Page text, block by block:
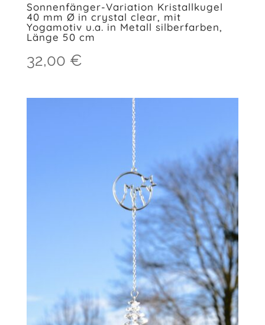
Sonnenfänger-Variation Kristallkugel
40 mm Ø in crystal clear, mit
Yogamotiv u.a. in Metall silberfarben,
Länge 50 cm
32,00 €